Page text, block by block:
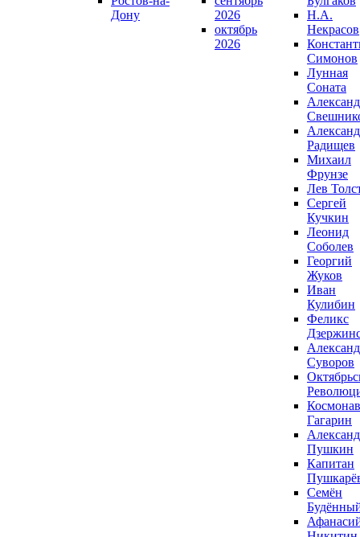
Дону
2026
октябрь
2026
Н.А.
Некрасов
Симонов
Лунная
Соната
Радищев
Михаил
Фрунзе
Лев
Сергей
Кучкин
Леонид
Соболев
Георгий
Жуков
Иван
Кулибин
Феликс
Суворов
Гагарин
Пушкин
Капитан
Семён